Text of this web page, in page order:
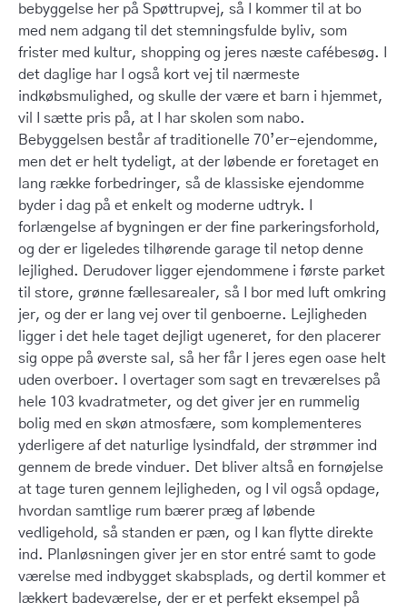
bebyggelse her på Spøttrupvej, så I kommer til at bo
med nem adgang til det stemningsfulde byliv, som
frister med kultur, shopping og jeres næste cafébesøg. I
det daglige har I også kort vej til nærmeste
indkøbsmulighed, og skulle der være et barn i hjemmet,
vil I sætte pris på, at I har skolen som nabo.
Bebyggelsen består af traditionelle 70’er-ejendomme,
men det er helt tydeligt, at der løbende er foretaget en
lang række forbedringer, så de klassiske ejendomme
byder i dag på et enkelt og moderne udtryk. I
forlængelse af bygningen er der fine parkeringsforhold,
og der er ligeledes tilhørende garage til netop denne
lejlighed. Derudover ligger ejendommene i første parket
til store, grønne fællesarealer, så I bor med luft omkring
jer, og der er lang vej over til genboerne. Lejligheden
ligger i det hele taget dejligt ugeneret, for den placerer
sig oppe på øverste sal, så her får I jeres egen oase helt
uden overboer. I overtager som sagt en treværelses på
hele 103 kvadratmeter, og det giver jer en rummelig
bolig med en skøn atmosfære, som komplementeres
yderligere af det naturlige lysindfald, der strømmer ind
gennem de brede vinduer. Det bliver altså en fornøjelse
at tage turen gennem lejligheden, og I vil også opdage,
hvordan samtlige rum bærer præg af løbende
vedligehold, så standen er pæn, og I kan flytte direkte
ind. Planløsningen giver jer en stor entré samt to gode
værelse med indbygget skabsplads, og dertil kommer et
lækkert badeværelse, der er et perfekt eksempel på